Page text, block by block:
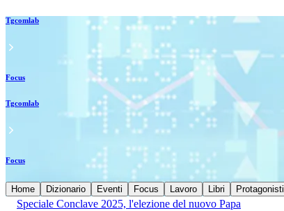
Tgcomlab
Focus
Tgcomlab
Focus
Home Dizionario Eventi Focus Lavoro Libri Protagonisti
Speciale Conclave 2025, l'elezione del nuovo Papa